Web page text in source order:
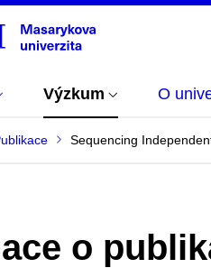
Výzkum O
Sequencing
o